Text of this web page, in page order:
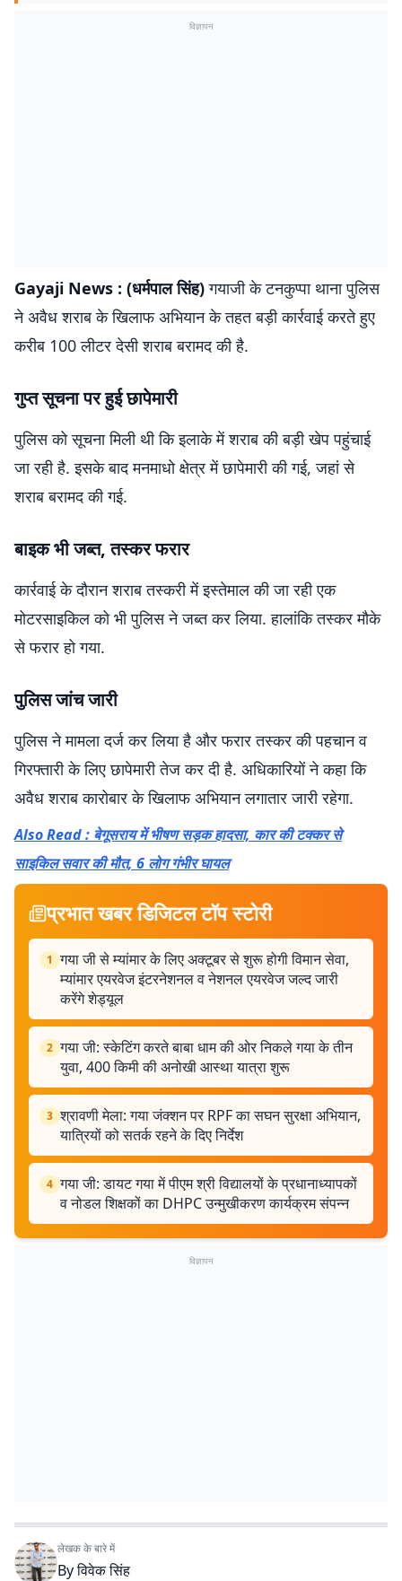
विज्ञापन
Gayaji News : (धर्मपाल सिंह)गयाजी के टनकुप्पा थाना पुलिस
ने अवैध शराब के खिलाफ अभियान के तहत बड़ी कार्रवाई करते हुए
करीब 100 लीटर देसी शराब बरामद की है.
गुप्त सूचना पर हुई छापेमारी
पुलिस को सूचना मिली थी कि इलाके में शराब की बड़ी खेप पहुंचाई
जा रही है. इसके बाद मनमाधो क्षेत्र में छापेमारी की गई, जहां से
शराब बरामद की गई.
बाइक भी जब्त, तस्कर फरार
कार्रवाई के दौरान शराब तस्करी में इस्तेमाल की जा रही एक
मोटरसाइकिल को भी पुलिस ने जब्त कर लिया. हालांकि तस्कर मौके
से फरार हो गया.
पुलिस जांच जारी
पुलिस ने मामला दर्ज कर लिया है और फरार तस्कर की पहचान व
गिरफ्तारी के लिए छापेमारी तेज कर दी है. अधिकारियों ने कहा कि
अवैध शराब कारोबार के खिलाफ अभियान लगातार जारी रहेगा.
Also Read : बेगूसराय में भीषण सड़क हादसा, कार की टक्कर से
साइकिल सवार की मौत, 6 लोग गंभीर घायल
प्रभात खबर डिजिटल टॉप स्टोरी
1 गया जी से म्यांमार के लिए अक्टूबर से शुरू होगी विमान सेवा,
म्यांमार एयरवेज इंटरनेशनल व नेशनल एयरवेज जल्द जारी
करेंगे शेड्यूल
2 गया जी: स्केटिंग करते बाबा धाम की ओर निकले गया के तीन
युवा, 400 किमी की अनोखी आस्था यात्रा शुरू
3 श्रावणी मेला: गया जंक्शन पर RPF का सघन सुरक्षा अभियान,
यात्रियों को सतर्क रहने के दिए निर्देश
4 गया जी: डायट गया में पीएम श्री विद्यालयों के प्रधानाध्यापकों
व नोडल शिक्षकों का DHPC उन्मुखीकरण कार्यक्रम संपन्न
विज्ञापन
लेखक के बारे में
Byविवेक सिंह